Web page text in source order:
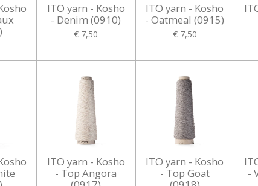
ITO yarn - Kosho
- Denim (0910)
€ 7,50
ITO yarn - Kosho
- Oatmeal (0915)
€ 7,50
ITO yarn - Kosho
- Top Angora
ITO yarn - Kosho
- Top Goat
-